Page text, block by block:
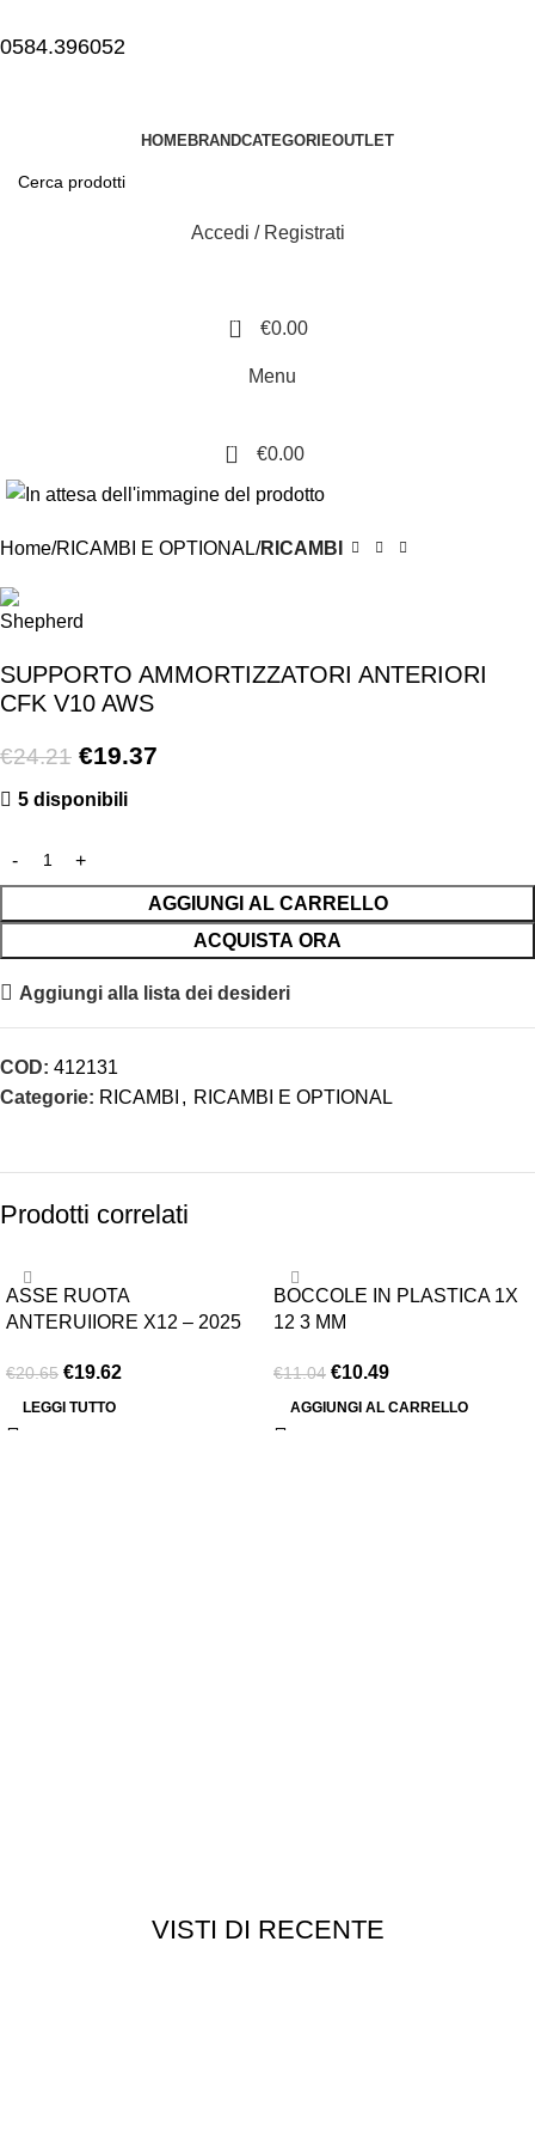
0584.396052
HOMEBRANDCATEGORIEOUTLET
Accedi / Registrati
0 €0.00
Menu
0 €0.00
Home RICAMBI E OPTIONAL RICAMBI
SUPPORTO AMMORTIZZATORI ANTERIORI
CFK V10 AWS
€24.21 €19.37
5 disponibili
AGGIUNGI AL CARRELLO
ACQUISTA ORA
Aggiungi alla lista dei desideri
COD: 412131
Categorie: RICAMBI , RICAMBI E OPTIONAL
Prodotti correlati
-5%
ESAURITO
ASSE RUOTA
ANTERUIIORE X12 – 2025
€20.65 €19.62
LEGGI TUTTO
-5%
BOCCOLE IN PLASTICA 1X
12 3 MM
€11.04 €10.49
AGGIUNGI AL CARRELLO
VISTI DI RECENTE